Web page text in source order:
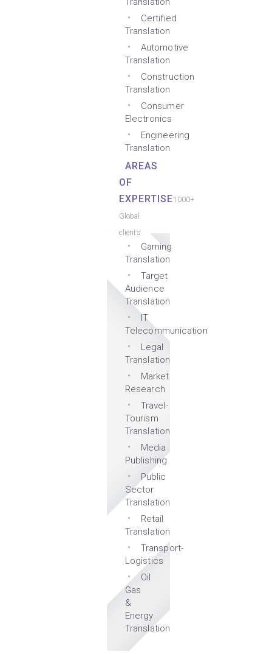
Certified
Translation
Automotive
Translation
Construction
Translation
Consumer
Electronics
Engineering
Translation
AREAS
OF
EXPERTISE1000+
Global
clients
Gaming
Translation
Target
Audience
Translation
IT
Telecommunication
Legal
Translation
Market
Research
Travel-
Tourism
Translation
Media
Publishing
Public
Sector
Translation
Retail
Translation
Transport-
Logistics
Oil
Gas
&
Energy
Translation